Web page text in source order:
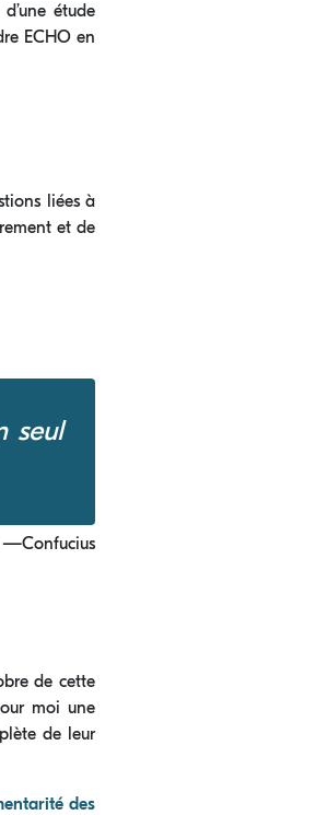
étude
ECHO en
liées à
et de
seul
—Confucius
de cette
moi une
de leur
des